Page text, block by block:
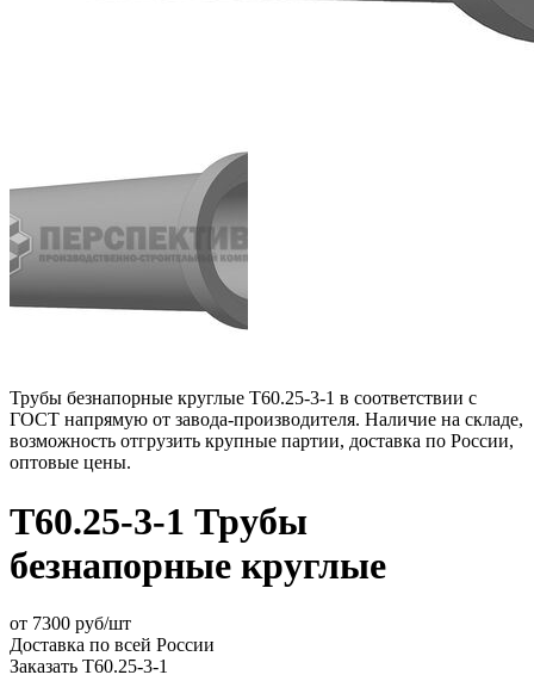
Трубы безнапорные круглые Т60.25-3-1 в соответствии с
ГОСТ напрямую от завода-производителя. Наличие на складе,
возможность отгрузить крупные партии, доставка по России,
оптовые цены.
Т60.25-3-1 Трубы
безнапорные круглые
от 7300 руб/шт
Доставка по всей России
Заказать Т60.25-3-1